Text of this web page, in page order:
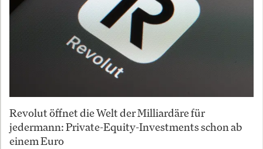
Revolut öffnet die Welt der Milliardäre für
jedermann: Private-Equity-Investments schon ab
einem Euro